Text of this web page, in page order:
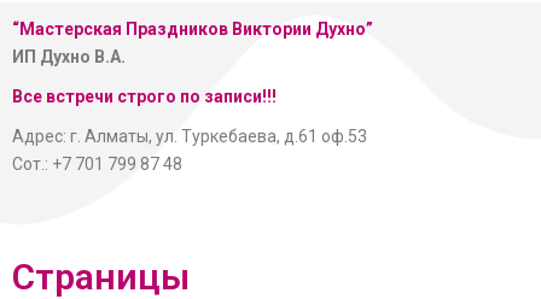
“Мастерская Праздников Виктории Духно”
ИП Духно В.А.
Все встречи строго по записи!!!
Адрес: г. Алматы, ул. Туркебаева, д.61 оф.53
Сот.: +7 701 799 87 48
Страницы